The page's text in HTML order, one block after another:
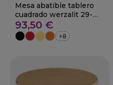
Mesa abatible tablero
cuadrado werzalit 29-
Sober
93,50 €
+8